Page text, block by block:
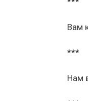
Вам
***
Нам